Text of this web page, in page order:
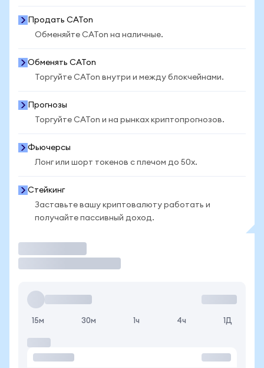
Продать CATon
Обменяйте CATon на наличные.
Обменять CATon
Торгуйте CATon внутри и между блокчейнами.
Прогнозы
Торгуйте CATon и на рынках криптопрогнозов.
Фьючерсы
Лонг или шорт токенов с плечом до 50x.
Стейкинг
Заставьте вашу криптовалюту работать и
получайте пассивный доход.
15м 30м 1ч 4ч 1Д